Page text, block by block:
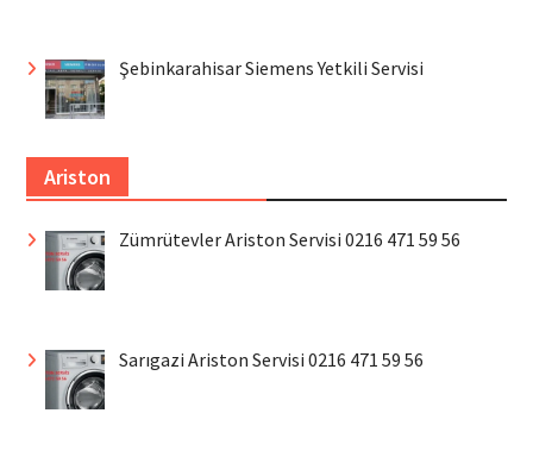
Şebinkarahisar Siemens Yetkili Servisi
Ariston
Zümrütevler Ariston Servisi 0216 471 59 56
Sarıgazi Ariston Servisi 0216 471 59 56